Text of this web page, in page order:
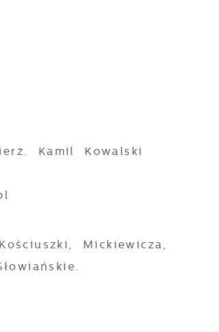
Kamil Kowalski
Mickiewicza,